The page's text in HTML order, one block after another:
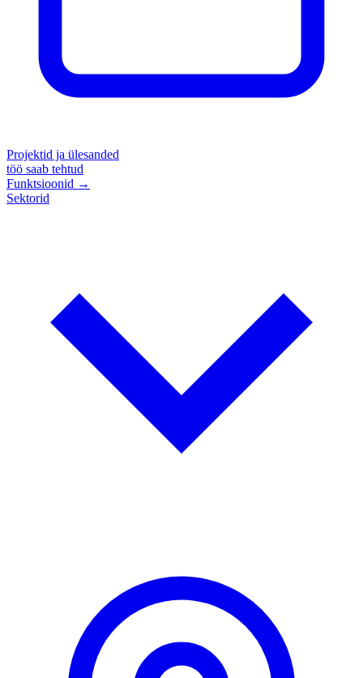
Projektid ja ülesanded
töö saab tehtud
Funktsioonid →
Sektorid